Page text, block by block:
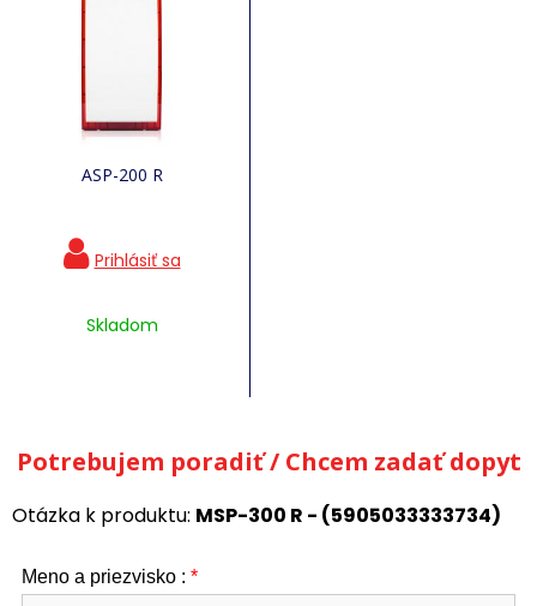
ASP-200 R
Skladom
Potrebujem poradiť / Chcem zadať dopyt
Otázka k produktu: MSP-300 R - (5905033333734)